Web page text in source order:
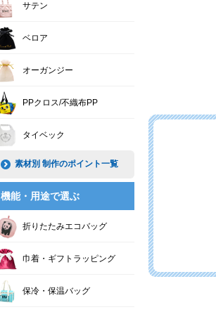
サテン
ベロア
オーガンジー
PPクロス/不織布PP
タイベック
素材別 制作のポイント一覧
機能・用途で選ぶ
折りたたみエコバッグ
巾着・ギフトラッピング
保冷・保温バッグ